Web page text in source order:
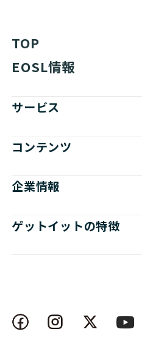
TOP
EOSL情報
サービス
コンテンツ
企業情報
ゲットイットの特徴